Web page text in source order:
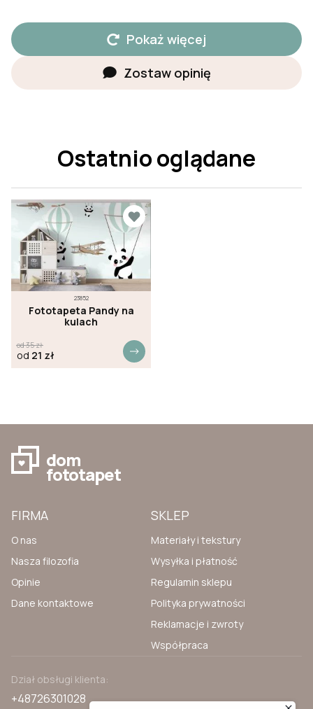
Pokaż więcej
Zostaw opinię
Ostatnio oglądane
23852
Fototapeta Pandy na
kulach
od35zł
od 21 zł
dom
fototapet
FIRMA
O nas
Nasza filozofia
Opinie
Dane kontaktowe
SKLEP
Materiały i tekstury
Wysyłka i płatność
Regulamin sklepu
Polityka prywatności
Reklamacje i zwroty
Współpraca
Dział obsługi klienta:
+48726301028